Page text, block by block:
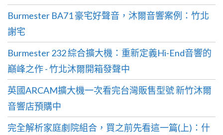
Burmester BA71 豪宅好聲音，沐爾音響案例：竹北
謝宅
Burmester 232 綜合擴大機：重新定義Hi-End音響的
巔峰之作 - 竹北沐爾開箱發聲中
英國ARCAM擴大機一次看完台灣販售型號 新竹沐爾
音響店預購中
完全解析家庭劇院組合，買之前先看這一篇(上)：什